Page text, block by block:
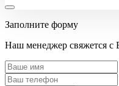
Заполните форму
Наш менеджер свяжется с